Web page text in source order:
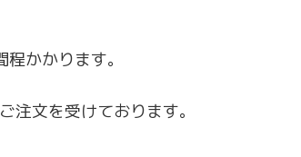
かかります。
文を受けております。